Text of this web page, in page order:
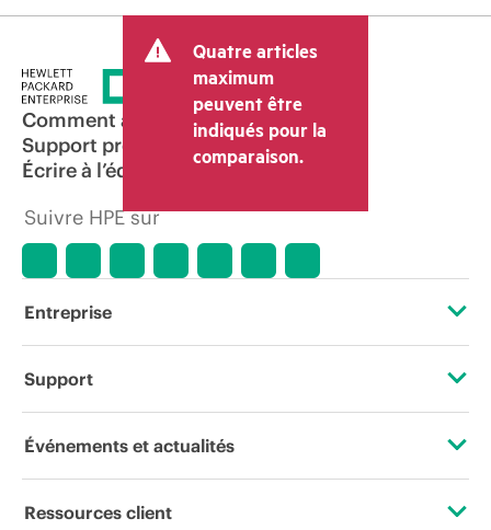
Quatre articles
maximum
peuvent être
indiqués pour la
comparaison.
Comment acheter
Support produit
Écrire à l’équipe commerciale
Suivre HPE sur
Entreprise
À propos de HPE
Responsabilité d’entreprise
Support
Services d’assistance opérationnelle (OSS)
Événements et actualités
Événements
Ressources client